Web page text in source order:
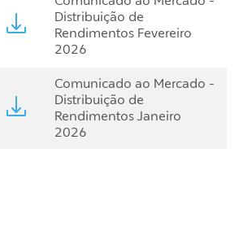
Distribuição de
Rendimentos Fevereiro
2026
Comunicado ao Mercado -
Distribuição de
Rendimentos Janeiro
2026